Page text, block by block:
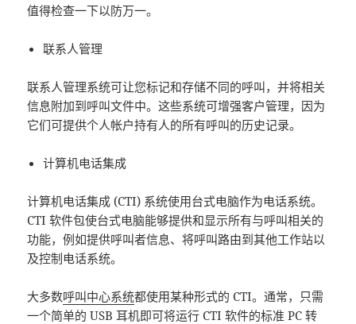
值得检查一下以防万一。
联系人管理
联系人管理系统可让您标记和存储不同的呼叫，并将相关
信息附加到呼叫文件中。这些系统可增强客户管理，因为
它们可提供个人帐户持有人的所有呼叫的历史记录。
计算机电话集成
计算机电话集成 (CTI) 系统使用台式电脑作为电话系统。
CTI 软件包使台式电脑能够提供和显示所有与呼叫相关的
功能，例如提供呼叫者信息、将呼叫路由到其他工作站以
及控制电话系统。
大多数呼叫中心系统都使用某种形式的 CTI。通常，只需
一个简单的 USB 耳机即可将运行 CTI 软件的标准 PC 转